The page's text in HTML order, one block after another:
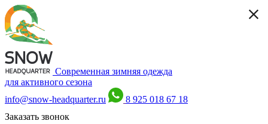
Современная зимняя одежда
для активного сезона
info@snow-headquarter.ru
8 925 018 67 18
Заказать звонок